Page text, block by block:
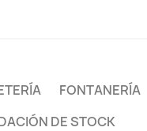
FONTANERÍA
DE STOCK